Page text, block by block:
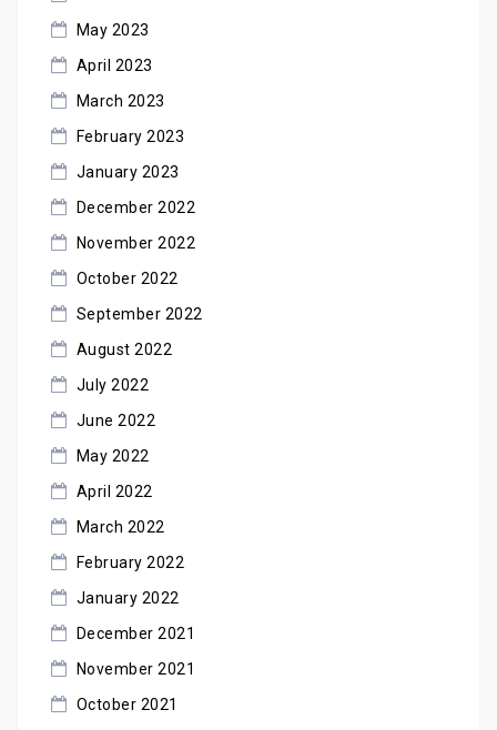
May 2023
April 2023
March 2023
February 2023
January 2023
December 2022
November 2022
October 2022
September 2022
August 2022
July 2022
June 2022
May 2022
April 2022
March 2022
February 2022
January 2022
December 2021
November 2021
October 2021